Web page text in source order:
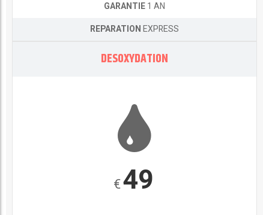
GARANTIE1 AN
REPARATIONEXPRESS
DESOXYDATION
€49